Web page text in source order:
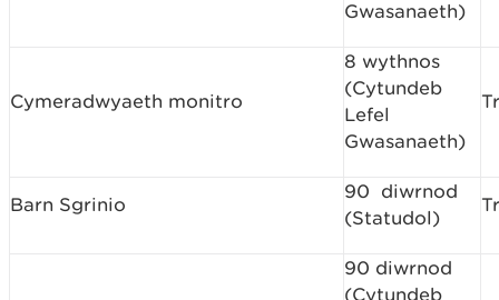
Gwasanaeth)
Cymeradwyaeth monitro
8 wythnos
(Cytundeb
Lefel
Gwasanaeth)
Barn Sgrinio
90 diwrnod
(Statudol)
90 diwrnod
(Cytundeb